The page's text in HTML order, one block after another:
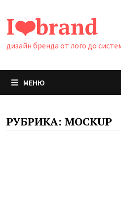
содержимому
I❤️brand
дизайн бренда от лого до
МЕНЮ
РУБРИКА:MOCKUP